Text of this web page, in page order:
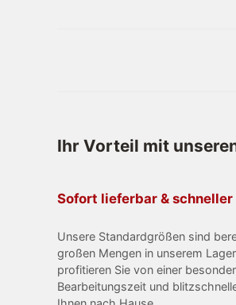
Ihr Vorteil mit
Sofort lieferbar & schneller
Unsere Standardgrößen sind
großen Mengen in unserem
profitieren Sie von einer
Bearbeitungszeit und